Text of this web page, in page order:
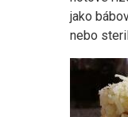
jako
nebo